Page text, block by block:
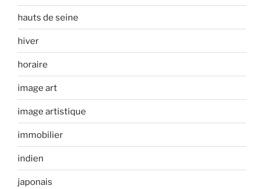
hauts de seine
hiver
horaire
image art
image artistique
immobilier
indien
japonais